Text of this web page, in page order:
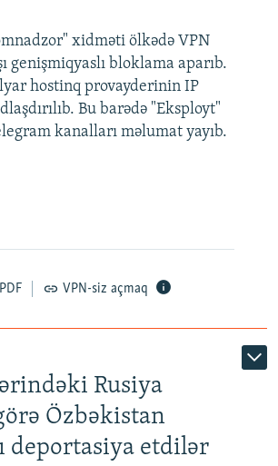
xidməti ölkədə VPN
genişmiqyaslı bloklama aparıb.
hostinq provayderinin IP
Bu barədə "Eksployt"
kanalları məlumat yayıb.
PDF VPN-siz açmaq
Rusiya
Özbəkistan
deportasiya etdilər